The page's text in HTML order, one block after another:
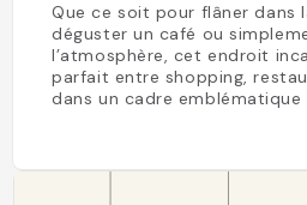
Que ce soit pour flâner dans
déguster un café ou
l’atmosphère, cet endroit
parfait entre shopping,
dans un cadre emblématique